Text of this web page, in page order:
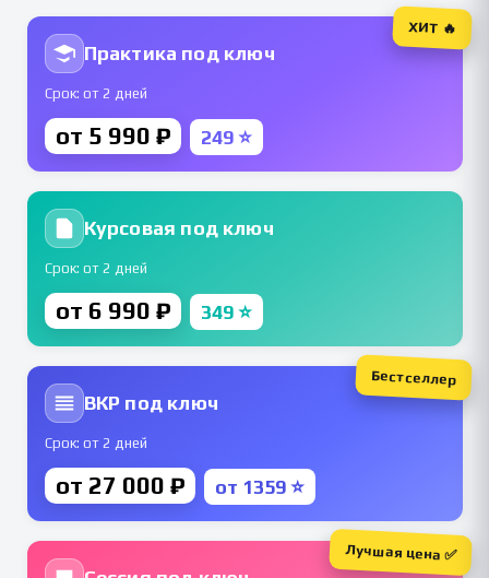
Практика под ключ
Срок: от 2 дней
от 5 990 ₽ 249 ⭐
ХИТ 🔥
Курсовая под ключ
Срок: от 2 дней
от 6 990 ₽ 349 ⭐
ВКР под ключ
Срок: от 2 дней
от 27 000 ₽ от 1359 ⭐
Бестселлер
Лучшая цена ✅